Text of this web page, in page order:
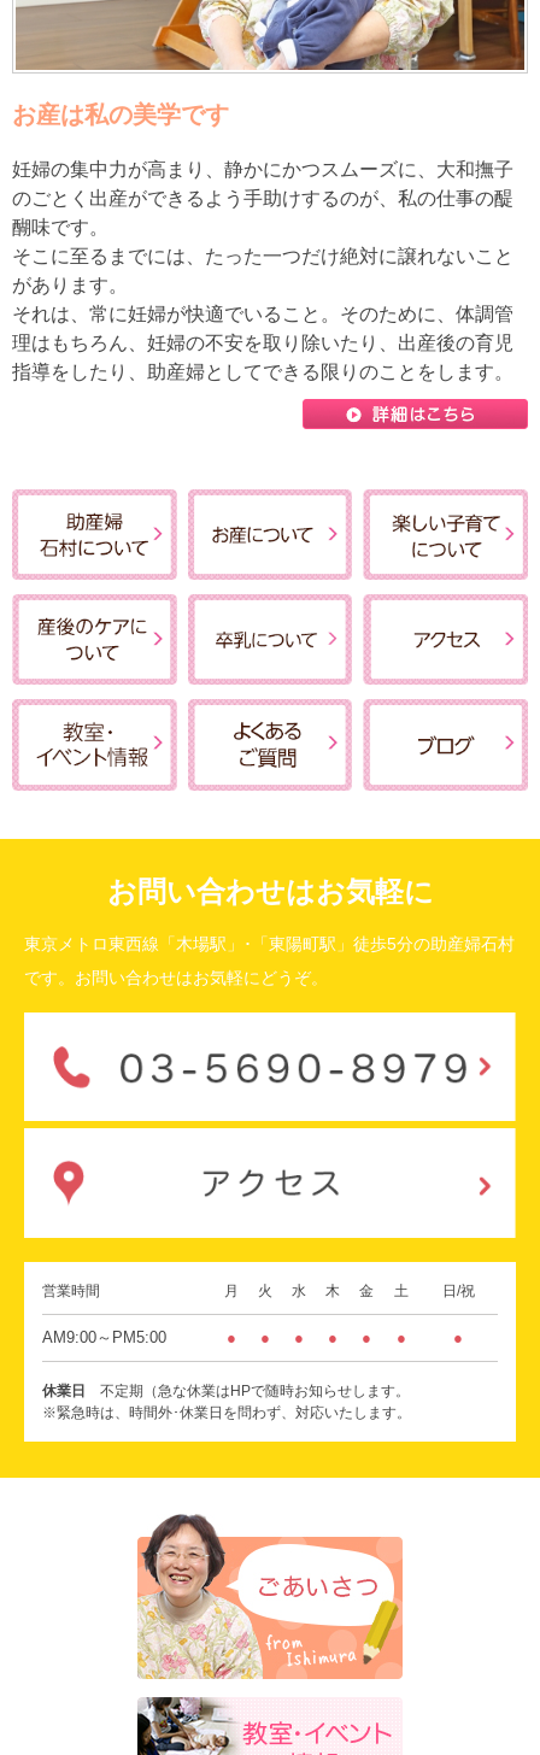
お産は私の美学です
妊婦の集中力が高まり、静かにかつスムーズに、大和撫子
のごとく出産ができるよう手助けするのが、私の仕事の醍
醐味です。
そこに至るまでには、たった一つだけ絶対に譲れないこと
があります。
それは、常に妊婦が快適でいること。そのために、体調管
理はもちろん、妊婦の不安を取り除いたり、出産後の育児
指導をしたり、助産婦としてできる限りのことをします。
お問い合わせはお気軽に
東京メトロ東西線「木場駅」･「東陽町駅」徒歩5分の助産婦石村
です。お問い合わせはお気軽にどうぞ。
営業時間 月 火 水 木 金 土 日/祝
AM9:00～PM5:00 ● ● ● ● ● ● ●
休業日
不定期（急な休業はHPで随時お知らせします。
※緊急時は、時間外･休業日を問わず、対応いたします。